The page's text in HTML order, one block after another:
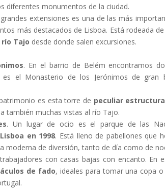
diferentes monumentos de la ciudad.
extensiones es una de las más
más destacados de Lisboa. Está rodeada
río Tajo desde donde salen excursiones.
. En el barrio de Belém encontramos
es el Monasterio de los Jerónimos de gran
es esta torre de peculiar estructura
también muchas vistas al río Tajo.
. Un lugar de ocio es el parque de las
en 1998. Está lleno de pabellones que
moderna de diversión, tanto de día como de
con casas bajas con encanto. En
de fado, ideales para tomar una copa